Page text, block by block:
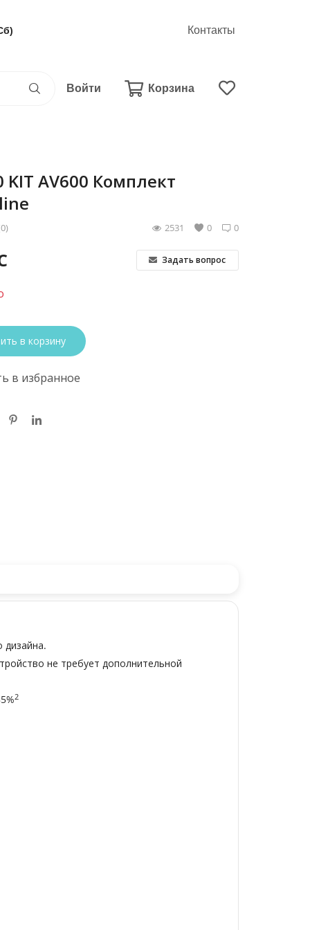
Контакты
Войти Корзина
KIT AV600 Комплект
0
0
2531
Задать вопрос
в корзину
в избранное
дизайна.
не требует дополнительной
2